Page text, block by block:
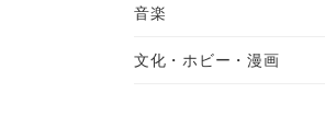
音楽
文化・ホビー・漫画